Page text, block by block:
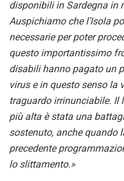
disponibili in Sardegna in
Auspichiamo che l’Isola
necessarie per poter
questo importantissimo
disabili hanno pagato un
virus e in questo senso la
traguardo irrinunciabile. Il
più alta è stata una
sostenuto, anche quando
precedente
lo slittamento.»